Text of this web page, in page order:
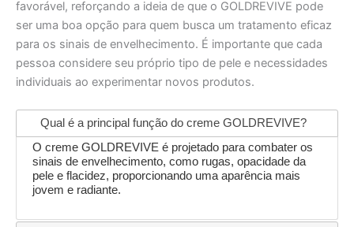
favorável, reforçando a ideia de que o GOLDREVIVE pode
ser uma boa opção para quem busca um tratamento eficaz
para os sinais de envelhecimento. É importante que cada
pessoa considere seu próprio tipo de pele e necessidades
individuais ao experimentar novos produtos.
Qual é a principal função do creme GOLDREVIVE?
O creme GOLDREVIVE é projetado para combater os
sinais de envelhecimento, como rugas, opacidade da
pele e flacidez, proporcionando uma aparência mais
jovem e radiante.